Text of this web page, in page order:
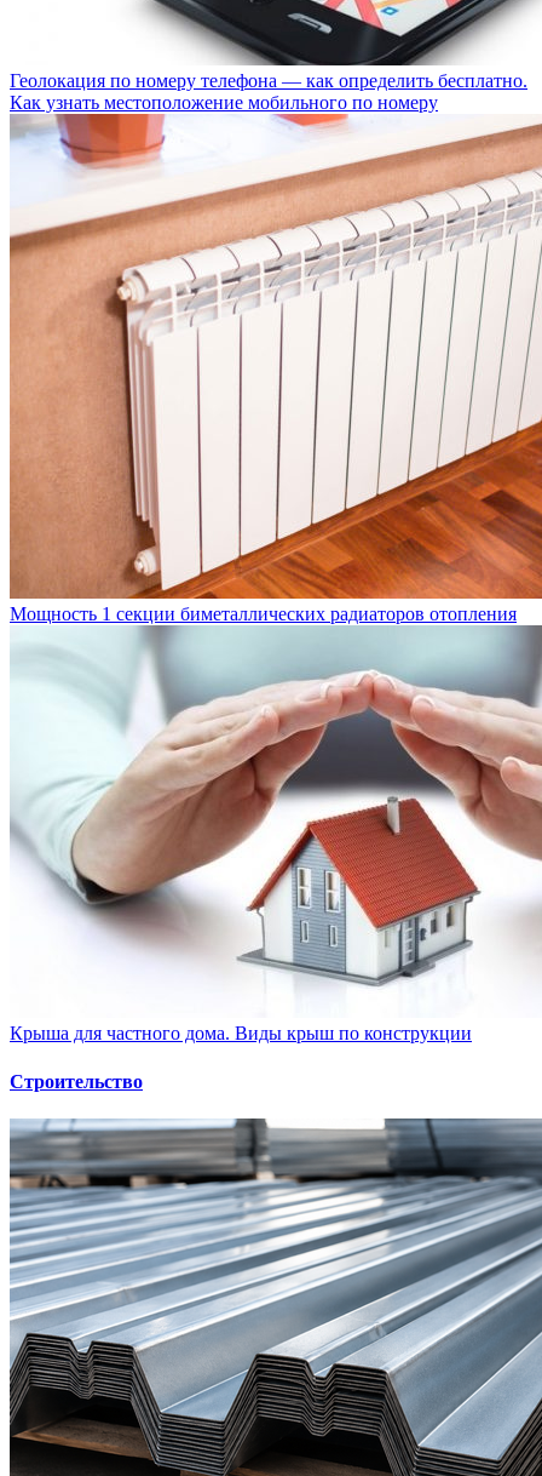
Геолокация по номеру телефона — как определить бесплатно.
Как узнать местоположение мобильного по номеру
Мощность 1 секции биметаллических радиаторов отопления
Крыша для частного дома. Виды крыш по конструкции
Строительство